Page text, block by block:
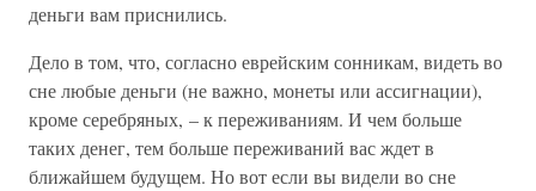
деньги вам приснились.
Дело в том, что, согласно еврейским сонникам, видеть во
сне любые деньги (не важно, монеты или ассигнации),
кроме серебряных, – к переживаниям. И чем больше
таких денег, тем больше переживаний вас ждет в
ближайшем будущем. Но вот если вы видели во сне